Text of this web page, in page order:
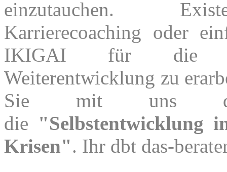
einzutauchen.
Karrierecoaching oder
IKIGAI für die
Weiterentwicklung zu
Sie mit uns
die "Selbstentwicklung
Krisen". Ihr dbt das-